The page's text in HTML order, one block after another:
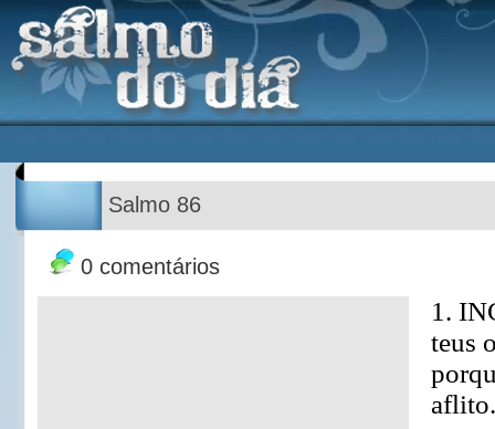
Salmo 86
0 comentários
1.
teus
aflito.